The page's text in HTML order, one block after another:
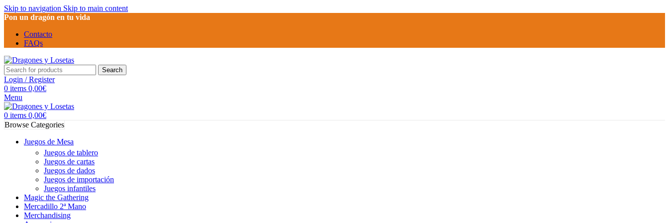
Skip to navigation Skip to main content
Pon un dragón en tu vida
Contacto
FAQs
Search
Login / Register
0 items 0,00€
Menu
0 items 0,00€
Browse Categories
Juegos de Mesa
Juegos de tablero
Juegos de cartas
Juegos de dados
Juegos de importación
Juegos infantiles
Magic the Gathering
Mercadillo 2ª Mano
Merchandising